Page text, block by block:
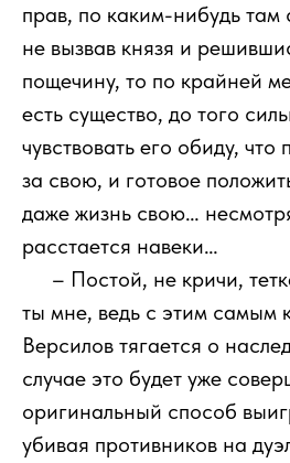
прав, по каким-нибудь
не вызвав князя и
пощечину, то по крайней
есть существо, до того
чувствовать его обиду,
за свою, и готовое
даже жизнь свою…
расстается навеки…
– Постой, не кричи,
ты мне, ведь с этим самым
Версилов тягается о
случае это будет уже
оригинальный способ
убивая противников на